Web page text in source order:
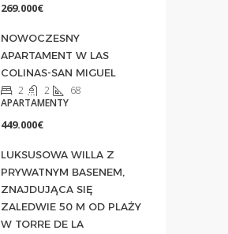
269.000€
NOWOCZESNY
APARTAMENT W LAS
COLINAS-SAN MIGUEL
2 2
68
APARTAMENTY
449.000€
LUKSUSOWA WILLA Z
PRYWATNYM BASENEM,
ZNAJDUJĄCA SIĘ
ZALEDWIE 50 M OD PLAŻY
W TORRE DE LA